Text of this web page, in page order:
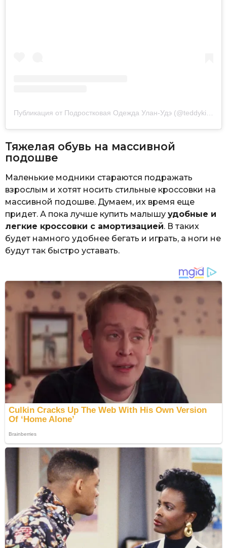
Тяжелая обувь на массивной
подошве
Маленькие модники стараются подражать
взрослым и хотят носить стильные кроссовки на
массивной подошве. Думаем, их время еще
придет. А пока лучше купить малышу удобные и
легкие кроссовки с амортизацией. В таких
будет намного удобнее бегать и играть, а ноги не
будут так быстро уставать.